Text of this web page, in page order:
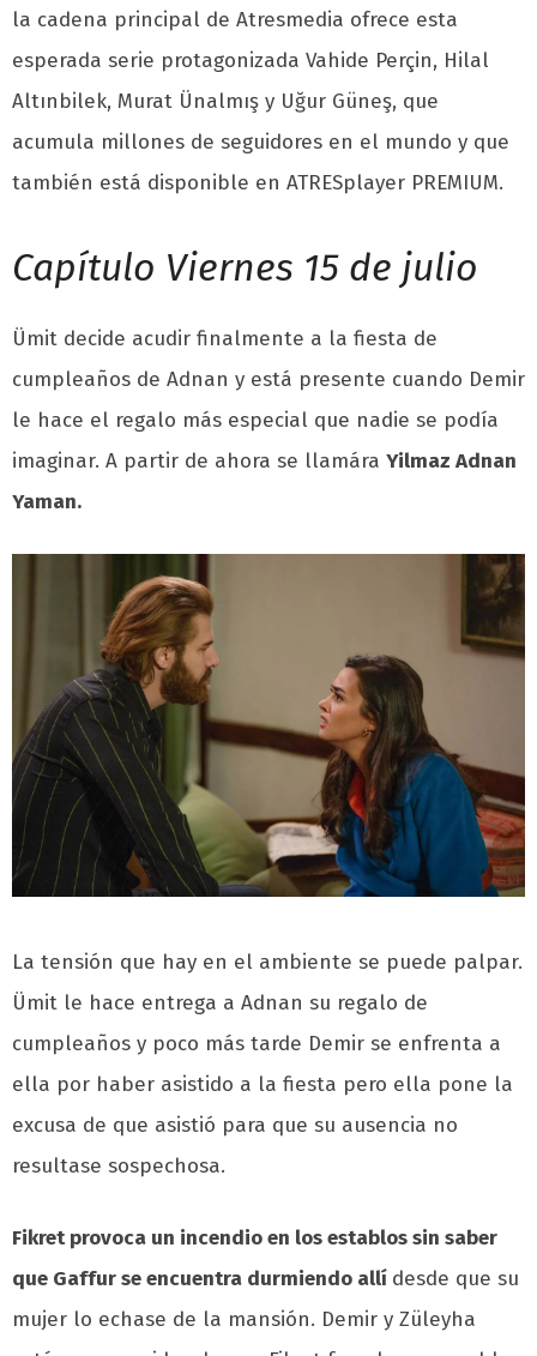
la cadena principal de Atresmedia ofrece esta
esperada serie protagonizada Vahide Perçin, Hilal
Altınbilek, Murat Ünalmış y Uğur Güneş, que
acumula millones de seguidores en el mundo y que
también está disponible en ATRESplayer PREMIUM.
Capítulo Viernes 15 de julio
Ümit decide acudir finalmente a la fiesta de
cumpleaños de Adnan y está presente cuando Demir
le hace el regalo más especial que nadie se podía
imaginar. A partir de ahora se llamára Yilmaz Adnan
Yaman.
La tensión que hay en el ambiente se puede palpar.
Ümit le hace entrega a Adnan su regalo de
cumpleaños y poco más tarde Demir se enfrenta a
ella por haber asistido a la fiesta pero ella pone la
excusa de que asistió para que su ausencia no
resultase sospechosa.
Fikret provoca un incendio en los establos sin saber
que Gaffur se encuentra durmiendo allí desde que su
mujer lo echase de la mansión. Demir y Züleyha